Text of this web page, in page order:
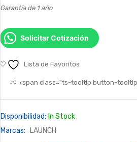
Garantía de 1 año
Solicitar Cotización
Lista de Favoritos
<span class="ts-tooltip button-
Disponibilidad: In Stock
Marcas:
LAUNCH